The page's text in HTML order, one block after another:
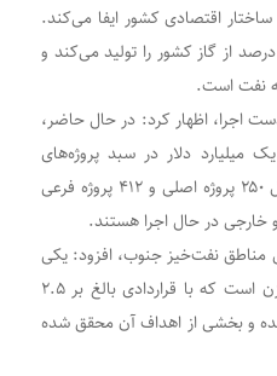
اقتصادی کشور ایفا می‌کند.
این شرکت ۷۵ درصد از نفت و ۱۲ درصد از گاز کشور را تولید می‌کند و
اجرا، اظهار کرد: در حال حاضر،
میلیارد دلار در سبد پروژه‌های
شرکت قرار دارد. این پروژه‌ها شامل ۲۵۰ پروژه اصلی و ۴۱۲ پروژه فرعی
خارجی در حال اجرا هستند.
مناطق نفت‌خیز جنوب، افزود: یکی
از مهم‌ترین پروژه‌ها، پروژه ۲۸ مخزن است که با قراردادی بالغ بر ۲.۵
شده و بخشی از اهداف آن محقق شده